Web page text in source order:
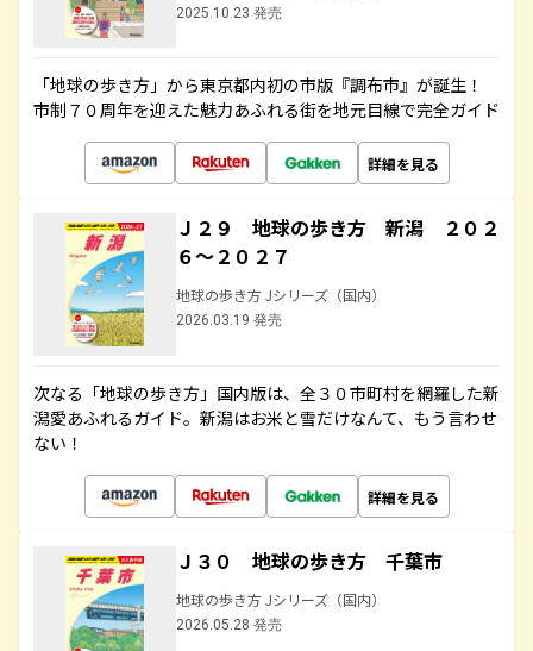
2025.10.23 発売
「地球の歩き方」から東京都内初の市版『調布市』が誕生！
市制７０周年を迎えた魅力あふれる街を地元目線で完全ガイド
詳細を見る
Ｊ２９ 地球の歩き方 新潟 ２０２
６～２０２７
地球の歩き方 Jシリーズ（国内）
2026.03.19 発売
次なる「地球の歩き方」国内版は、全３０市町村を網羅した新
潟愛あふれるガイド。新潟はお米と雪だけなんて、もう言わせ
ない！
詳細を見る
Ｊ３０ 地球の歩き方 千葉市
地球の歩き方 Jシリーズ（国内）
2026.05.28 発売